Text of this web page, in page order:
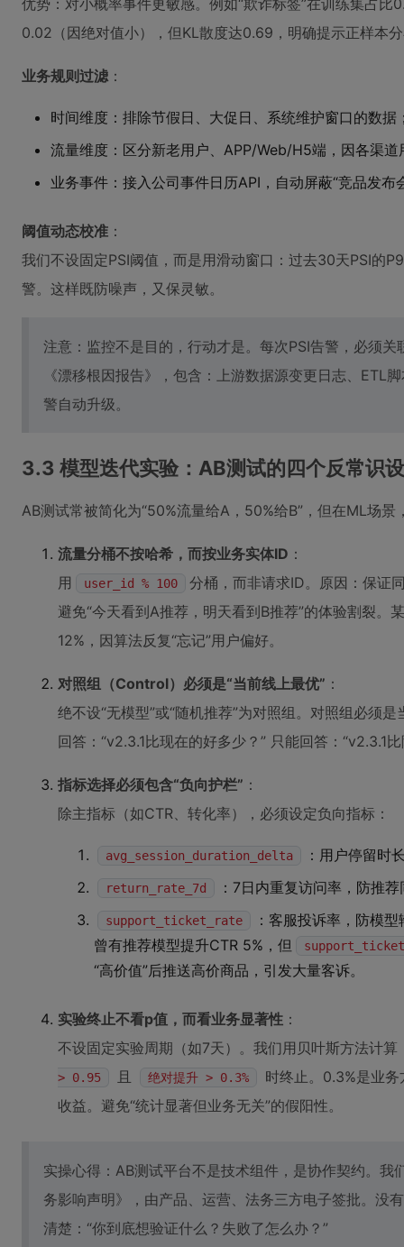
优势：对小概率事件更敏感。例如“欺诈标签”在训练集占
0.02（因绝对值小），但KL散度达0.69，明确提示正样本
业务规则过滤：
时间维度：排除节假日、大促日、系统维护窗口的数据
流量维度：区分新老用户、APP/Web/H5端，因各渠
业务事件：接入公司事件日历API，自动屏蔽“竞品发布
阈值动态校准 ：
我们不设固定PSI阈值，而是用滑动窗口：过去30天PSI的
警。这样既防噪声，又保灵敏。
注意：监控不是目的，行动才是。每次PSI告警，必须关
《漂移根因报告》，包含：上游数据源变更日志、ETL
警自动升级。
3.3 模型迭代实验：AB测试的四个反常识
AB测试常被简化为“50%流量给A，50%给B”，但在ML场
流量分桶不按哈希，而按业务实体ID ：
用
user_id % 100
分桶，而非请求ID。原因：保证
避免“今天看到A推荐，明天看到B推荐”的体验割裂。
12%，因算法反复“忘记”用户偏好。
对照组（Control）必须是“当前线上最优” ：
绝不设“无模型”或“随机推荐”为对照组。对照组必须
回答：“v2.3.1比现在的好多少？” 只能回答：
指标选择必须包含“负向护栏” ：
除主指标（如CTR、转化率），必须设定负向指标：
avg_session_duration_delta ：用户停留时
return_rate_7d ：7日内重复访问率，防推
support_ticket_rate
：客服投诉率，防模
曾有推荐模型提升CTR 5%，但
“高价值”后推送高价商品，引发大量客诉。
实验终止不看p值，而看业务显著性 ：
不设固定实验周期（如7天）。我们用贝叶斯方法计算
> 0.95 且 绝对提升 > 0.3%
时终止。0.3%是业
收益。避免“统计显著但业务无关”的假阳性。
实操心得：AB测试平台不是技术组件，是协作契约。我
务影响声明》，由产品、运营、法务三方电子签批。没
清楚：“你到底想验证什么？失败了怎么办？”